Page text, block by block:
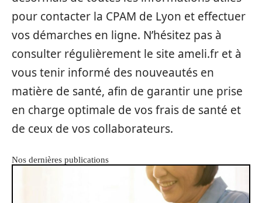
pour contacter la CPAM de Lyon et effectuer
vos démarches en ligne. N’hésitez pas à
consulter régulièrement le site ameli.fr et à
vous tenir informé des nouveautés en
matière de santé, afin de garantir une prise
en charge optimale de vos frais de santé et
de ceux de vos collaborateurs.
Nos dernières publications